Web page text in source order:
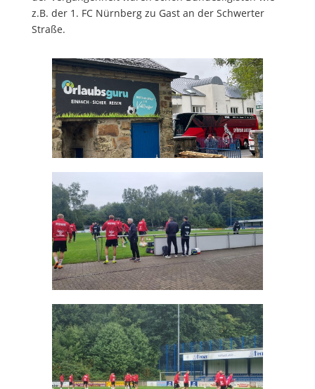
z.B. der 1. FC Nürnberg zu Gast an der Schwerter
Straße.